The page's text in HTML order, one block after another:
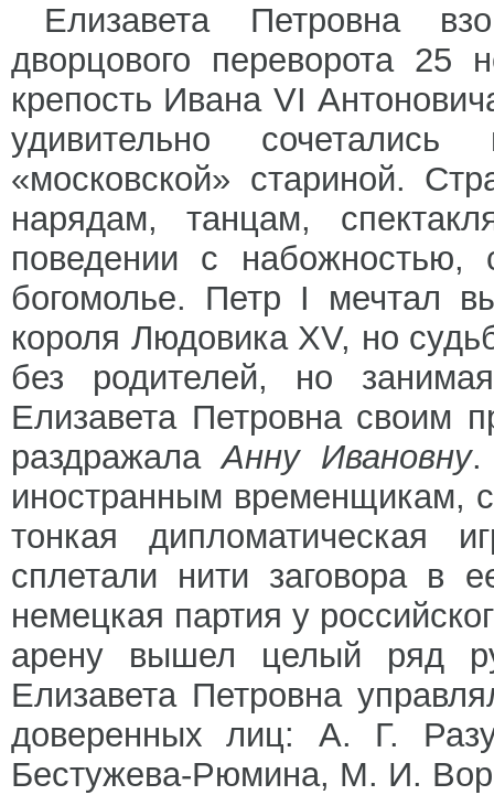
Елизавета Петровна
дворцового переворота 25
крепость Ивана VI
удивительно
«московской» стариной.
нарядам, танцам,
поведении с набожностью,
богомолье. Петр I мечтал
короля Людовика XV, но
без родителей, но
Елизавета Петровна своим
раздражалаАнну Ивановну.
иностранным временщикам,
тонкая дипломатическая
сплетали нити заговора в
немецкая партия у
арену вышел целый ряд
Елизавета Петровна
доверенных лиц: А. Г.
Бестужева-Рюмина, М. И.